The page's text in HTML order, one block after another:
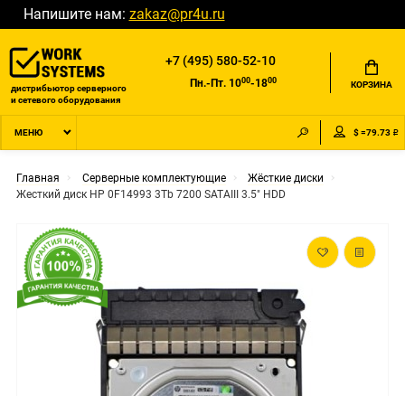
Напишите нам: zakaz@pr4u.ru
дистрибьютор серверного
и сетевого оборудования
+7 (495) 580-52-10
Пн.-Пт. 1000-1800 КОРЗИНА
МЕНЮ $ =79.73 ₽
Главная Серверные комплектующие
Жёсткие диски
Жесткий диск HP 0F14993 3Tb 7200 SATAIII 3.5" HDD